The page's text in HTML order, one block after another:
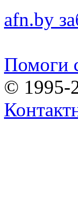
afn.by
Помоги
© 1995-